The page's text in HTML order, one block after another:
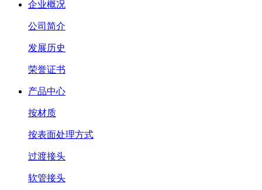
企业概况
公司简介
发展历史
荣誉证书
产品中心
按材质
按表面处理方式
过渡接头
软管接头